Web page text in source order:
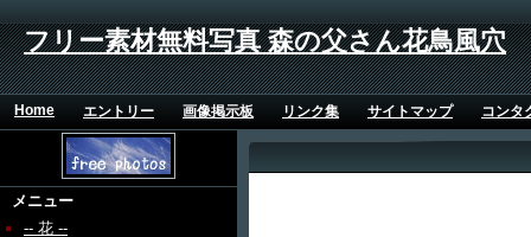
フリー素材無料写真 森の父さん花鳥風穴
Home エントリー 画像掲示板 リンク集 サイトマップ コンタ
メニュー
-- 花 --